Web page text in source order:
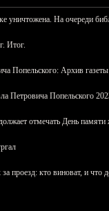
уничтожена. На очереди
Итог.
Попельского: Архив
Петровича Попельского
отмечать День памяти
проезд: кто виноват, и что